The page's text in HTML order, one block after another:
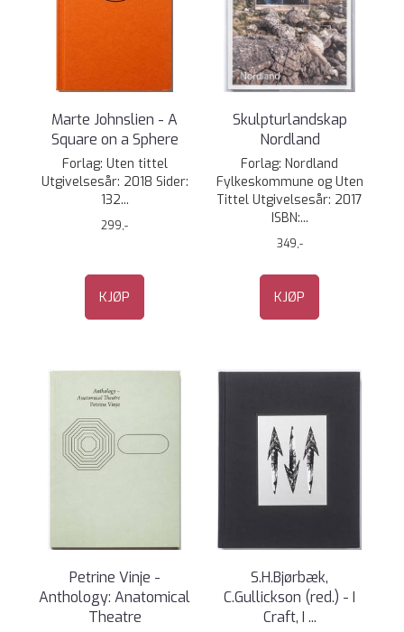
Marte Johnslien - A
Square on a Sphere
Forlag: Uten tittel
Utgivelsesår: 2018 Sider:
132...
299,-
KJØP
Skulpturlandskap
Nordland
Forlag: Nordland
Fylkeskommune og Uten
Tittel Utgivelsesår: 2017
ISBN:...
349,-
KJØP
Petrine Vinje -
Anthology: Anatomical
Theatre
S.H.Bjørbæk,
C.Gullickson (red.) - I
Craft, I ...